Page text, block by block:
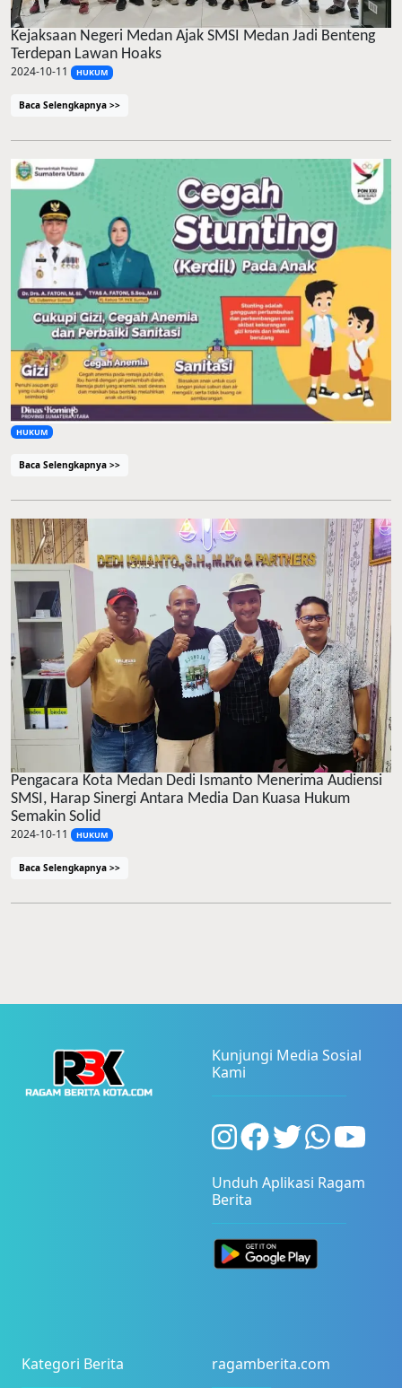
Kejaksaan Negeri Medan Ajak SMSI Medan Jadi Benteng
Terdepan Lawan Hoaks
2024-10-11 HUKUM
Baca Selengkapnya >>
HUKUM
Baca Selengkapnya >>
Pengacara Kota Medan Dedi Ismanto Menerima Audiensi
SMSI, Harap Sinergi Antara Media Dan Kuasa Hukum
Semakin Solid
2024-10-11 HUKUM
Baca Selengkapnya >>
Kunjungi Media Sosial
Kami
Unduh Aplikasi Ragam
Berita
Kategori Berita ragamberita.com